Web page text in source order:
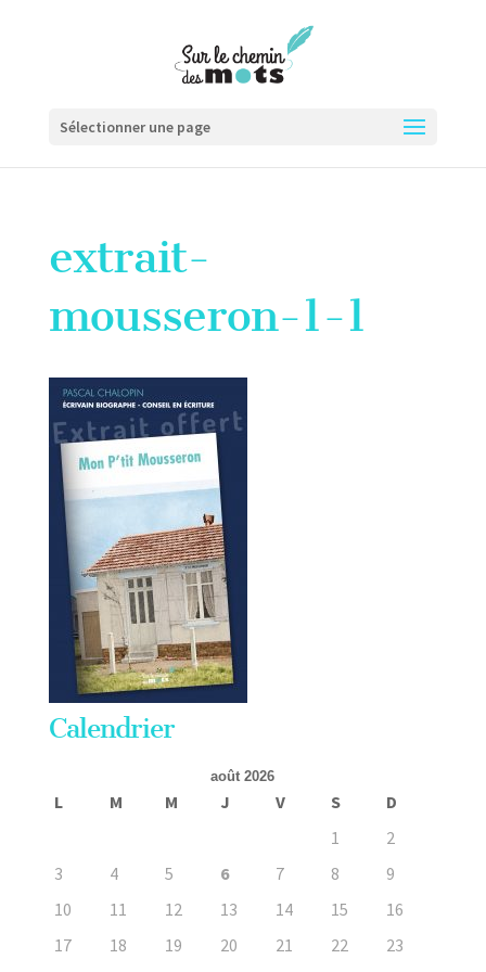
Sélectionner une page
extrait-
mousseron-1-1
Calendrier
août 2026
L M M J V S
D
1
2
3
4 5 6 7 8
9
10
11 12 13 14 15
16
17
18 19 20 21 22
23